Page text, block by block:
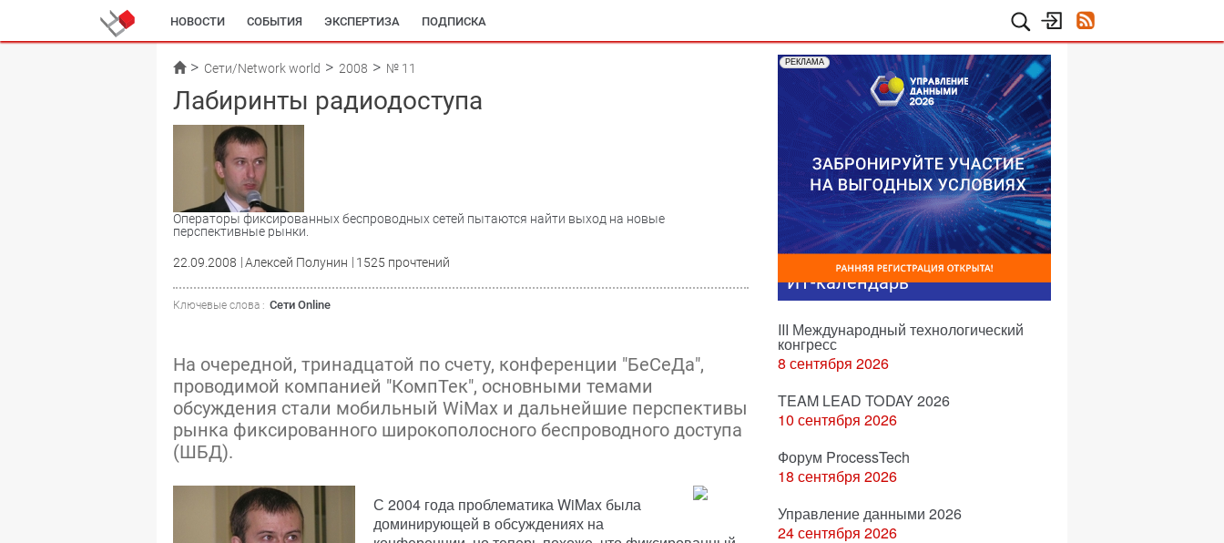
НОВОСТИ СОБЫТИЯ ЭКСПЕРТИЗА ПОДПИСКА
Сети/Network world 2008 № 11
Лабиринты радиодоступа
Операторы фиксированных беспроводных сетей пытаются найти выход на новые
перспективные рынки.
22.09.2008 Алексей Полунин 1525 прочтений
Ключевые слова : Сети Online
На очередной, тринадцатой по счету, конференции "БеСеДа",
проводимой компанией "КомпТек", основными темами
обсуждения стали мобильный WiMax и дальнейшие перспективы
рынка фиксированного широкополосного беспроводного доступа
(ШБД).
С 2004 года проблематика WiMax была
доминирующей в обсуждениях на
РЕКЛАМА
ИТ-календарь
III Международный технологический
конгресс
8 сентября 2026
TEAM LEAD TODAY 2026
10 сентября 2026
Форум ProcessTech
18 сентября 2026
Управление данными 2026
24 сентября 2026